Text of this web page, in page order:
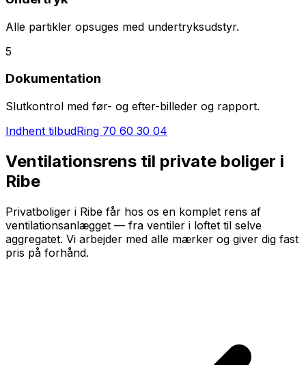
Alle partikler opsuges med undertryksudstyr.
5
Dokumentation
Slutkontrol med før- og efter-billeder og rapport.
Indhent tilbudRing 70 60 30 04
Ventilationsrens til private boliger i
Ribe
Privatboliger i Ribe får hos os en komplet rens af
ventilationsanlægget — fra ventiler i loftet til selve
aggregatet. Vi arbejder med alle mærker og giver dig fast
pris på forhånd.